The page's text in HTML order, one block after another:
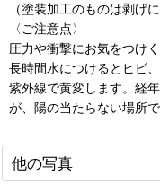
（塗装加工のものは剥げ
〈ご注意点〉
圧力や衝撃にお気をつけく
長時間水につけるとヒビ
紫外線で黄変します。経
が、陽の当たらない場所
他の写真